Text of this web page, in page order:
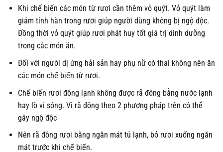
Khi chế biến các món từ rươi cần thêm vỏ quýt. Vỏ quýt làm
giảm tính hàn trong rươi giúp người dùng không bị ngộ độc.
Đồng thời vỏ quýt giúp rươi phát huy tốt giá trị dinh dưỡng
trong các món ăn.
Đối với người dị ứng hải sản hay phụ nữ có thai không nên ăn
các món chế biến từ rươi.
Chế biến rươi đông lạnh không được rã đông bằng nước lạnh
hay lò vi sóng. Vì rã đông theo 2 phương pháp trên có thể
gây ngộ độc
Nên rã đông rươi bằng ngăn mát tủ lạnh, bỏ rươi xuống ngăn
mát trước khi chế biến.